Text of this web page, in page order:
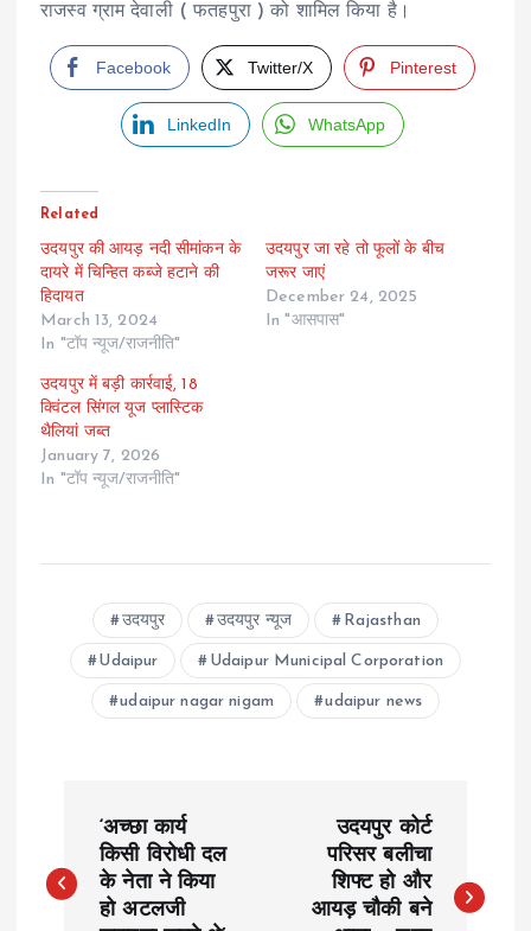
राजस्व ग्राम देवाली ( फतहपुरा ) को शामिल किया है।
Facebook Twitter/X Pinterest
LinkedIn WhatsApp
Related
उदयपुर की आयड़ नदी सीमांकन के
दायरे में चिन्हित कब्जे हटाने की
हिदायत
March 13, 2024
In "टॉप न्यूज/राजनीति"
उदयपुर जा रहे तो फूलों के बीच
जरूर जाएं
December 24, 2025
In "आसपास"
उदयपुर में बड़ी कार्रवाई, 18
क्विंटल सिंगल यूज प्लास्टिक
थैलियां जब्त
January 7, 2026
In "टॉप न्यूज/राजनीति"
उदयपुर उदयपुर न्यूज Rajasthan
Udaipur Udaipur Municipal Corporation
udaipur nagar nigam udaipur news
o
‘अच्छा कार्य
किसी विरोधी दल
के नेता ने किया
हो अटलजी
उदयपुर कोर्ट
परिसर बलीचा
शिफ्ट हो और
आयड़ चौकी बने